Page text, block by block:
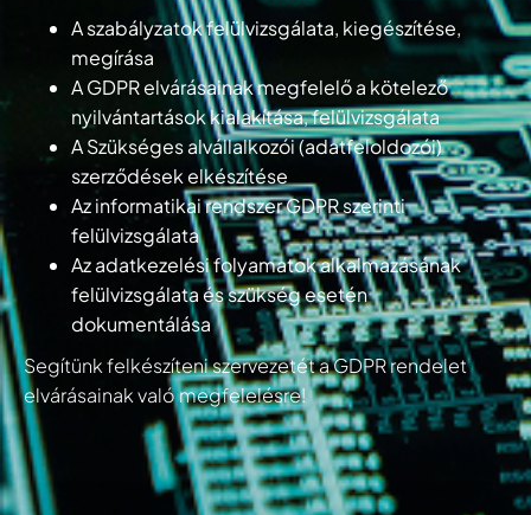
A szabályzatok felülvizsgálata, kiegészítése,
megírása
A GDPR elvárásainak megfelelő a kötelező
nyilvántartások kialakítása, felülvizsgálata
A Szükséges alvállalkozói (adatfeloldozói)
szerződések elkészítése
Az informatikai rendszer GDPR szerinti
felülvizsgálata
Az adatkezelési folyamatok alkalmazásának
felülvizsgálata és szükség esetén
dokumentálása
Segítünk felkészíteni szervezetét a GDPR rendelet
elvárásainak való megfelelésre!